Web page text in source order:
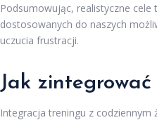
Podsumowując, realistyczne cele
dostosowanych do naszych
uczucia frustracji.
Jak
Integracja treningu z